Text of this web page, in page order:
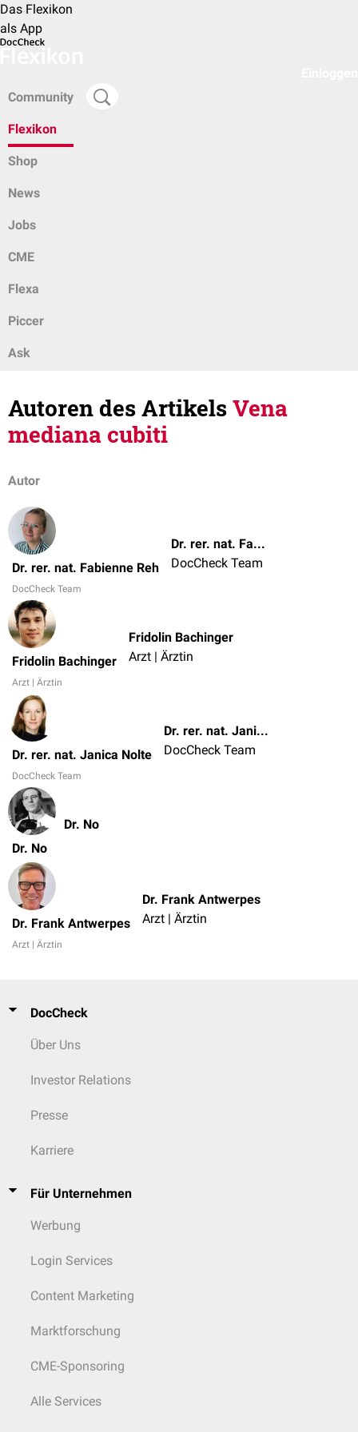
Das Flexikon
als App
Community
Flexikon
Shop
News
Jobs
CME
Flexa
Piccer
Ask
Autoren des ArtikelsVena
mediana cubiti
Autor
Dr. rer. nat. Fabienne Reh
DocCheck Team
Dr. rer. nat. Fabienne Reh
DocCheck Team
Fridolin Bachinger
Arzt | Ärztin
Fridolin Bachinger
Arzt | Ärztin
Dr. rer. nat. Janica Nolte
DocCheck Team
Dr. rer. nat. Janica Nolte
DocCheck Team
Dr. No
Dr. No
Dr. Frank Antwerpes
Arzt | Ärztin
Dr. Frank Antwerpes
Arzt | Ärztin
DocCheck
Über Uns
Investor Relations
Presse
Karriere
Für Unternehmen
Werbung
Login Services
Content Marketing
Marktforschung
CME-Sponsoring
Alle Services